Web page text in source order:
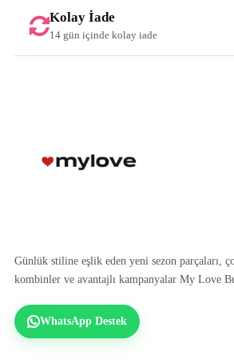
Kolay İade
14 gün içinde kolay iade
Günlük stiline eşlik eden yeni sezon parçaları,
kombinler ve avantajlı kampanyalar My Love
WhatsApp Destek